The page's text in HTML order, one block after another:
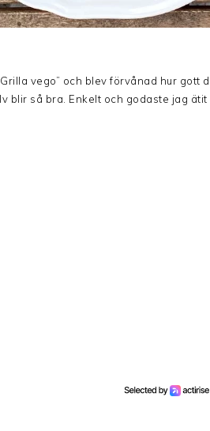
vego” och blev förvånad hur gott
blir så bra. Enkelt och godaste jag